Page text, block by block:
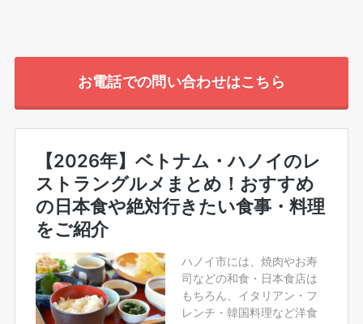
お電話での問い合わせはこちら